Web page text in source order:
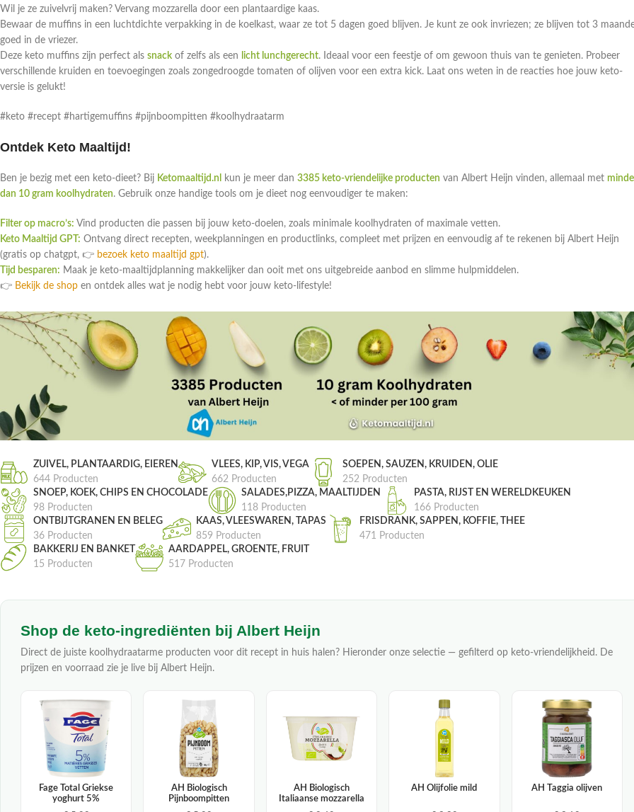
Wil je ze zuivelvrij maken? Vervang mozzarella door een plantaardige kaas.
Bewaar de muffins in een luchtdichte verpakking in de koelkast, waar ze tot 5 dagen goed blijven. Je kunt ze ook invriezen; ze blijven tot 3
goed in de vriezer.
Deze keto muffins zijn perfect als snack of zelfs als een licht lunchgerecht. Ideaal voor een feestje of om gewoon thuis van te genieten. Probeer
verschillende kruiden en toevoegingen zoals zongedroogde tomaten of olijven voor een extra kick. Laat ons weten in de reacties hoe jouw keto-
versie is gelukt!
#keto #recept #hartigemuffins #pijnboompitten #koolhydraatarm
Ontdek Keto Maaltijd!
Ben je bezig met een keto-dieet? Bij Ketomaaltijd.nl kun je meer dan 3385 keto-vriendelijke producten van Albert Heijn vinden, allemaal met
dan 10 gram koolhydraten. Gebruik onze handige tools om je dieet nog eenvoudiger te maken:
Filter op macro’s: Vind producten die passen bij jouw keto-doelen, zoals minimale koolhydraten of maximale vetten.
Keto Maaltijd GPT: Ontvang direct recepten, weekplanningen en productlinks, compleet met prijzen en eenvoudig af te rekenen bij Albert Heijn
(gratis op chatgpt, 👉 bezoek keto maaltijd gpt).
Tijd besparen: Maak je keto-maaltijdplanning makkelijker dan ooit met ons uitgebreide aanbod en slimme hulpmiddelen.
👉 Bekijk de shop en ontdek alles wat je nodig hebt voor jouw keto-lifestyle!
ZUIVEL, PLANTAARDIG, EIEREN
644 Producten
VLEES, KIP, VIS, VEGA
662 Producten
SOEPEN, SAUZEN, KRUIDEN, OLIE
252 Producten
SNOEP, KOEK, CHIPS EN CHOCOLADE
98 Producten
SALADES,PIZZA, MAALTIJDEN
118 Producten
PASTA, RIJST EN WERELDKEUKEN
166 Producten
ONTBIJTGRANEN EN BELEG
36 Producten
KAAS, VLEESWAREN, TAPAS
859 Producten
FRISDRANK, SAPPEN, KOFFIE, THEE
471 Producten
BAKKERIJ EN BANKET
15 Producten
AARDAPPEL, GROENTE, FRUIT
517 Producten
Shop de keto-ingrediënten bij Albert Heijn
Direct de juiste koolhydraatarme producten voor dit recept in huis halen? Hieronder onze selectie — gefilterd op keto-vriendelijkheid. De
prijzen en voorraad zie je live bij Albert Heijn.
Fage Total Griekse
yoghurt 5%
AH Biologisch
Pijnboompitten
AH Biologisch
Italiaanse mozzarella
AH Olijfolie mild AH Taggia olijven